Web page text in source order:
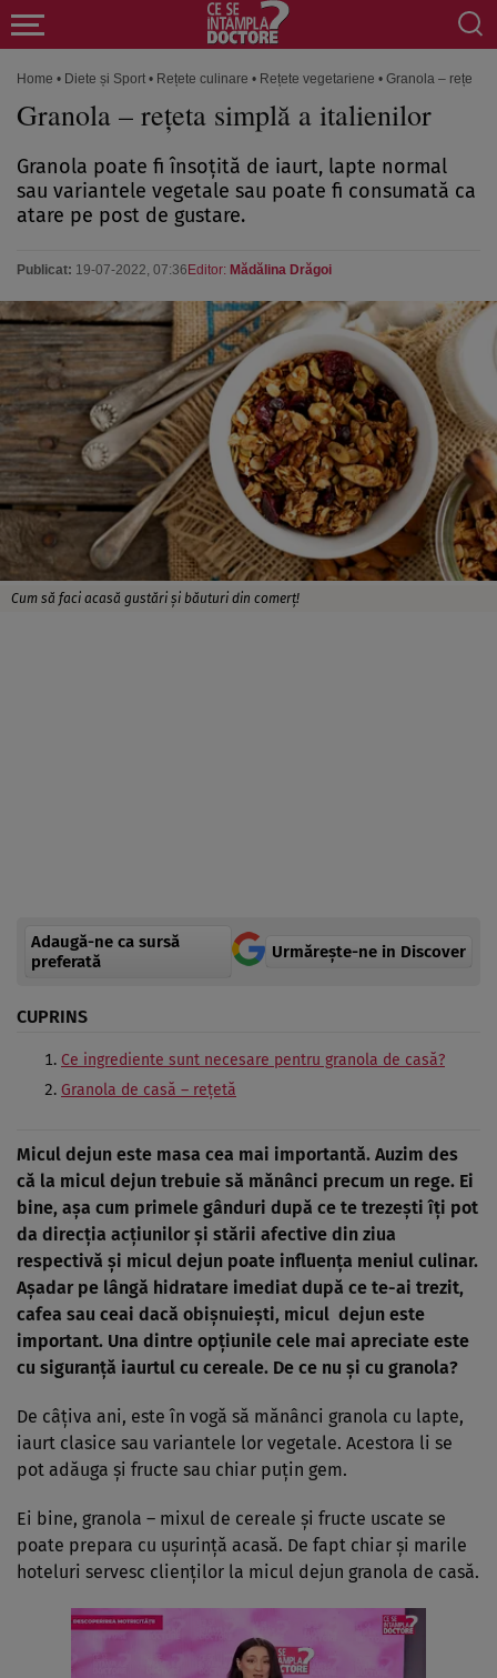
Home • Diete și Sport • Rețete culinare • Rețete vegetariene • Granola – rețeta
Granola – rețeta simplă a italienilor
Granola poate fi însoțită de iaurt, lapte normal
sau variantele vegetale sau poate fi consumată ca
atare pe post de gustare.
Publicat: 19-07-2022, 07:36 Editor: Mădălina Drăgoi
Cum să faci acasă gustări și băuturi din comerț!
Adaugă-ne ca sursă
preferată
Urmărește-ne in Discover
CUPRINS
Ce ingrediente sunt necesare pentru granola de casă?
Granola de casă – rețetă
Micul dejun este masa cea mai importantă. Auzim des
că la micul dejun trebuie să mănânci precum un rege. Ei
bine, așa cum primele gânduri după ce te trezești îți pot
da direcția acțiunilor și stării afective din ziua
respectivă și micul dejun poate influența meniul culinar.
Așadar pe lângă hidratare imediat după ce te-ai trezit,
cafea sau ceai dacă obișnuiești, micul dejun este
important. Una dintre opțiunile cele mai apreciate este
cu siguranță iaurtul cu cereale. De ce nu și cu granola?
De câțiva ani, este în vogă să mănânci granola cu lapte,
iaurt clasice sau variantele lor vegetale. Acestora li se
pot adăuga și fructe sau chiar puțin gem.
Ei bine, granola – mixul de cereale și fructe uscate se
poate prepara cu ușurință acasă. De fapt chiar și marile
hoteluri servesc clienților la micul dejun granola de casă.